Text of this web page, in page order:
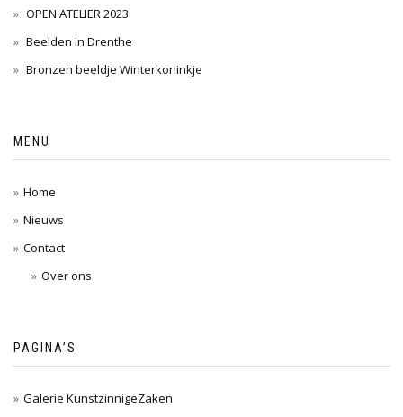
OPEN ATELIER 2023
Beelden in Drenthe
Bronzen beeldje Winterkoninkje
MENU
Home
Nieuws
Contact
Over ons
PAGINA’S
Galerie KunstzinnigeZaken